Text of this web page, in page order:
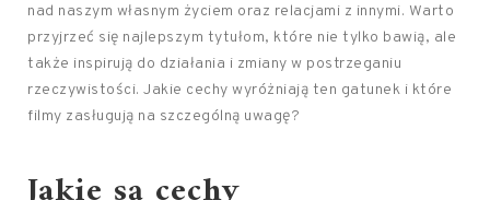
nad naszym własnym życiem oraz relacjami z innymi. Warto
przyjrzeć się najlepszym tytułom, które nie tylko bawią, ale
także inspirują do działania i zmiany w postrzeganiu
rzeczywistości. Jakie cechy wyróżniają ten gatunek i które
filmy zasługują na szczególną uwagę?